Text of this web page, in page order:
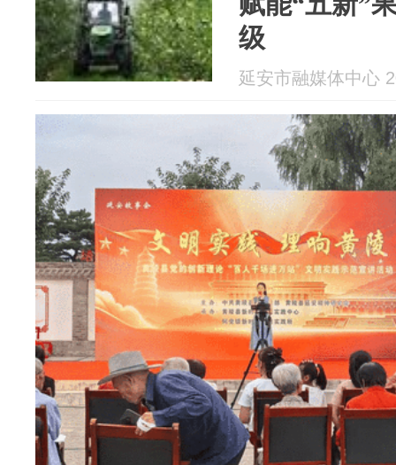
级
延安市融媒体中心